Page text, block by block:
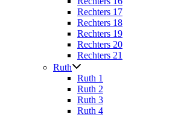
Rechters 17
Rechters 18
Rechters 19
Rechters 20
Rechters 21
Ruth
Ruth 1
Ruth 2
Ruth 3
Ruth 4